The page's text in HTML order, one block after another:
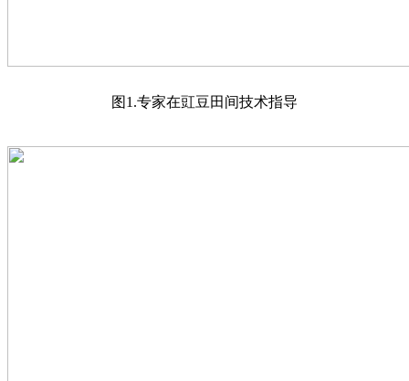
图1.专家在豇豆田间技术指导